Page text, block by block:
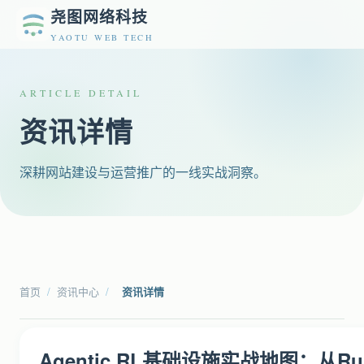
尧图网络科技
YAOTU WEB TECH
ARTICLE DETAIL
资讯详情
深耕网站建设与运营推广的一线实战洞察。
首页 / 资讯中心 / 资讯详情